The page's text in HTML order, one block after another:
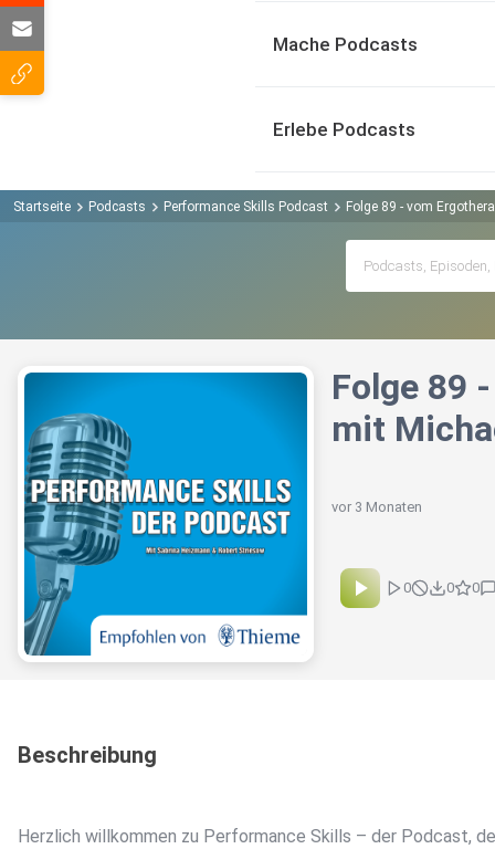
Mache Podcasts
Erlebe Podcasts
Startseite Podcasts Performance Skills Podcast Folge 89 - vom
Folge 89
mit
vor 3 Monaten
0 0 0
Beschreibung
Herzlich willkommen zu Performance Skills – der Podcast,